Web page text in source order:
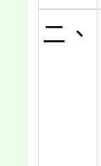
二、